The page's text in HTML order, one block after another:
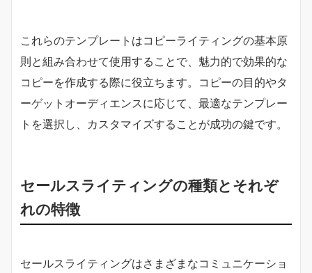
これらのテンプレートはコピーライティングの基本原
則と組み合わせて使用することで、魅力的で効果的な
コピーを作成する際に役立ちます。コピーの目的やタ
ーゲットオーディエンスに応じて、最適なテンプレー
トを選択し、カスタマイズすることが成功の鍵です。
セールスライティングの種類とそれぞ
れの特徴
セールスライティングはさまざまなコミュニケーショ